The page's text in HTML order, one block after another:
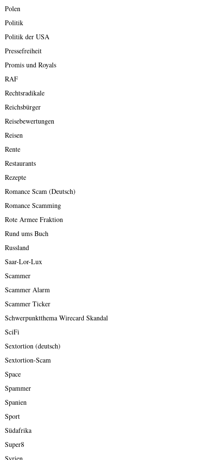
Polen
Politik
Politik der USA
Pressefreiheit
Promis und Royals
RAF
Rechtsradikale
Reichsbürger
Reisebewertungen
Reisen
Rente
Restaurants
Rezepte
Romance Scam (Deutsch)
Romance Scamming
Rote Armee Fraktion
Rund ums Buch
Russland
Saar-Lor-Lux
Scammer
Scammer Alarm
Scammer Ticker
Schwerpunktthema Wirecard Skandal
SciFi
Sextortion (deutsch)
Sextortion-Scam
Space
Spammer
Spanien
Sport
Südafrika
Super8
Syrien